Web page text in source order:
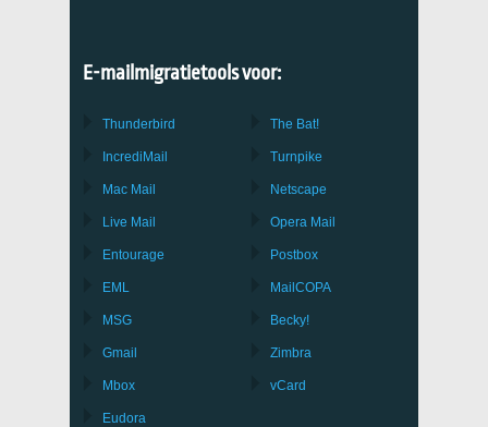
E-mailmigratietools voor:
Thunderbird
IncrediMail
Mac Mail
Live Mail
Entourage
EML
MSG
Gmail
Mbox
Eudora
The Bat!
Turnpike
Netscape
Opera Mail
Postbox
MailCOPA
Becky!
Zimbra
vCard